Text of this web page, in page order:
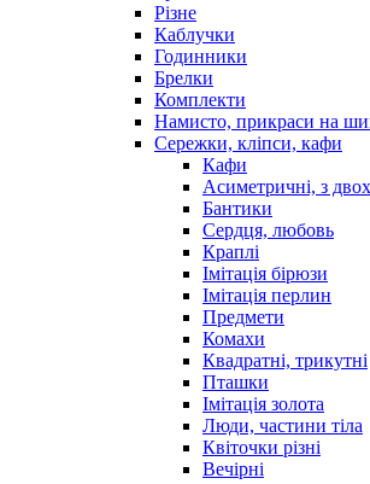
Різне
Каблучки
Годинники
Брелки
Комплекти
Намисто, прикраси на
Сережки, кліпси, кафи
Кафи
Асиметричні, з
Бантики
Сердця, любовь
Краплі
Імітація бірюзи
Імітація перлин
Предмети
Комахи
Квадратні, трикутні
Пташки
Імітація золота
Люди, частини тіла
Квіточки різні
Вечірні